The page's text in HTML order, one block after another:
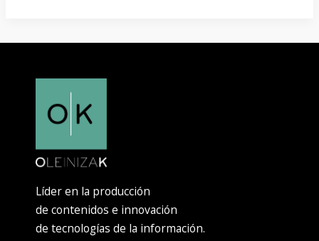
Líder en la producción
de contenidos e innovación
de tecnologías de la información.